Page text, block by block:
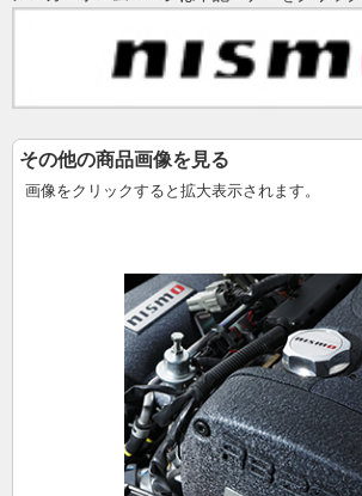
その他の商品画像を見る
画像をクリックすると拡大表示されます。